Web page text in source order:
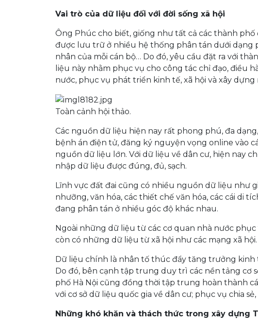
Vai trò của dữ liệu đối với đời sống xã hội
Ông Phúc cho biết, giống như tất cả các thành phố
được lưu trữ ở nhiều hệ thống phân tán dưới dạng
nhân của mỗi cán bộ… Do đó, yêu cầu đặt ra với
liệu này nhằm phục vụ cho công tác chỉ đạo, điều
nước, phục vụ phát triển kinh tế, xã hội và xây
Toàn cảnh hội thảo.
Các nguồn dữ liệu hiện nay rất phong phú, đa
bệnh án điện tử, đăng ký nguyện vọng online vào
nguồn dữ liệu lớn. Với dữ liệu về dân cư, hiện nay
nhập dữ liệu được đúng, đủ, sạch.
Lĩnh vực đất đai cũng có nhiều nguồn dữ liệu như
nhưỡng, văn hóa, các thiết chế văn hóa, các cái di
đang phân tán ở nhiều góc độ khác nhau.
Ngoài những dữ liệu từ các cơ quan nhà nước
còn có những dữ liệu từ xã hội như các mạng xã hội.
Dữ liệu chính là nhân tố thúc đẩy tăng trưởng
Do đó, bên cạnh tập trung duy trì các nền tảng cơ
phố Hà Nội cũng đồng thời tập trung hoàn thành
với cơ sở dữ liệu quốc gia về dân cư; phục vụ chia
Những khó khăn và thách thức trong xây dựng